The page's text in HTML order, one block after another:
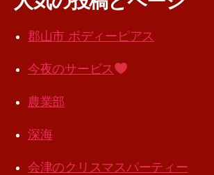
郡山市 ボディーピアス
今夜のサービス
農業部
深海
会津のクリスマスパーティー